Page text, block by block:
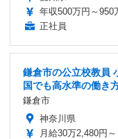
年収500万円～950
正社員
鎌倉市の公立校教員
国でも高水準の働き
鎌倉市
神奈川県
月給30万2,480円～